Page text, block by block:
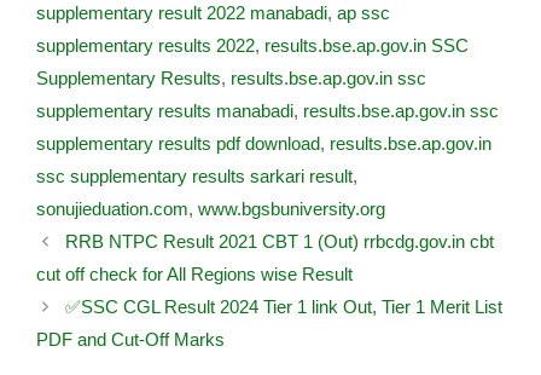
supplementary result 2022 manabadi, ap ssc
supplementary results 2022, results.bse.ap.gov.in SSC
Supplementary Results, results.bse.ap.gov.in ssc
supplementary results manabadi, results.bse.ap.gov.in ssc
supplementary results pdf download, results.bse.ap.gov.in
ssc supplementary results sarkari result,
sonujieduation.com, www.bgsbuniversity.org
RRB NTPC Result 2021 CBT 1 (Out) rrbcdg.gov.in cbt
cut off check for All Regions wise Result
✅SSC CGL Result 2024 Tier 1 link Out, Tier 1 Merit List
PDF and Cut-Off Marks